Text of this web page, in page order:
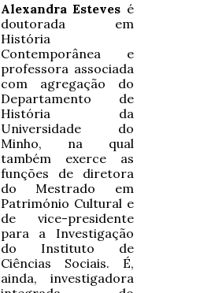
Alexandra Esteves é
doutorada em
História
Contemporânea e
professora associada
com agregação do
Departamento de
História da
Universidade do
Minho, na qual
também exerce as
funções de diretora
do Mestrado em
Património Cultural e
de vice-presidente
para a Investigação
do Instituto de
Ciências Sociais. É,
ainda, investigadora